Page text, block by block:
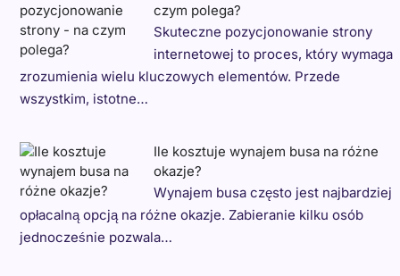
czym polega?
Skuteczne pozycjonowanie strony
internetowej to proces, który wymaga
zrozumienia wielu kluczowych elementów. Przede
wszystkim, istotne…
Ile kosztuje wynajem busa na różne
okazje?
Wynajem busa często jest najbardziej
opłacalną opcją na różne okazje. Zabieranie kilku osób
jednocześnie pozwala…